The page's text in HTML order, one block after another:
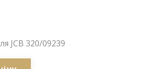
JCB 320/09239